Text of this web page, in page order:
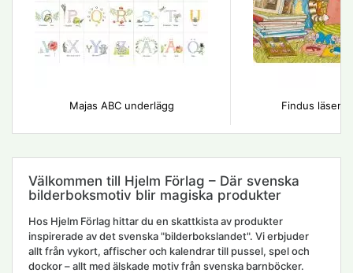
Majas ABC underlägg Findus läser-
Välkommen till Hjelm Förlag – Där svenska
bilderboksmotiv blir magiska produkter
Hos Hjelm Förlag hittar du en skattkista av produkter
inspirerade av det svenska "bilderbokslandet". Vi erbjuder
allt från vykort, affischer och kalendrar till pussel, spel och
dockor – allt med älskade motiv från svenska barnböcker.